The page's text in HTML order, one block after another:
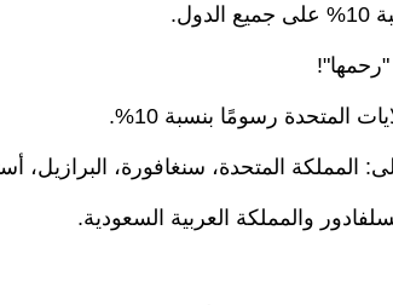
المتحدة رسومًا بنسبة 10%.
نسبة الـ 10% الدنيا على: المملكة المتحدة، سنغافورة،
والمملكة العربية السعودية.